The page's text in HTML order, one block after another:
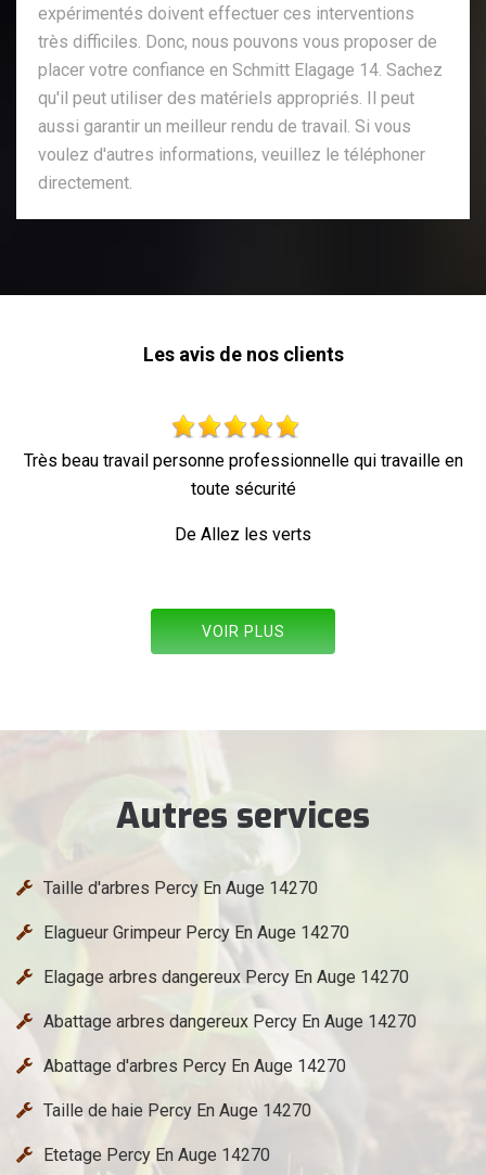
expérimentés doivent effectuer ces interventions
très difficiles. Donc, nous pouvons vous proposer de
placer votre confiance en Schmitt Elagage 14. Sachez
qu'il peut utiliser des matériels appropriés. Il peut
aussi garantir un meilleur rendu de travail. Si vous
voulez d'autres informations, veuillez le téléphoner
directement.
Les avis de nos clients
travail personne professionnelle qui travaille en
toute sécurité
De Allez les verts
VOIR PLUS
Autres services
Taille d'arbres Percy En Auge 14270
Elagueur Grimpeur Percy En Auge 14270
Elagage arbres dangereux Percy En Auge 14270
Abattage arbres dangereux Percy En Auge 14270
Abattage d'arbres Percy En Auge 14270
Taille de haie Percy En Auge 14270
Etetage Percy En Auge 14270